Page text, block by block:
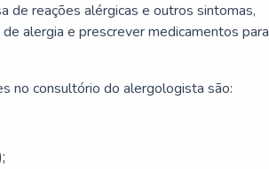
de reações alérgicas e outros sintomas,
alergia e prescrever medicamentos para
no consultório do alergologista são: